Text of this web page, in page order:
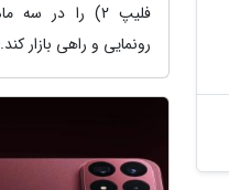
رونمایی و راهی بازار کند.